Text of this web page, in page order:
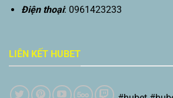
Điện thoại: 0961423233
LIÊN KẾT HUBET